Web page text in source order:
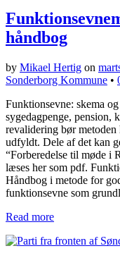
håndbog
by Mikael Hertig on
Sonderborg Kommune •
Funktionsevne: skema
sygedagpenge, pension,
revalidering bør
udfyldt. Dele af det kan
“Forberedelse til møde i
læses her som pdf.
Håndbog i metode for
funktionsevne som
Read more